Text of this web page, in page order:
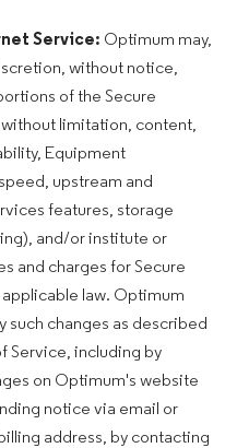
Service: Optimum may,
without notice,
of the Secure
limitation, content,
Equipment
upstream and
features, storage
and/or institute or
and charges for Secure
law. Optimum
such changes as described
Service, including by
on Optimum's website
notice via email or
address, by contacting